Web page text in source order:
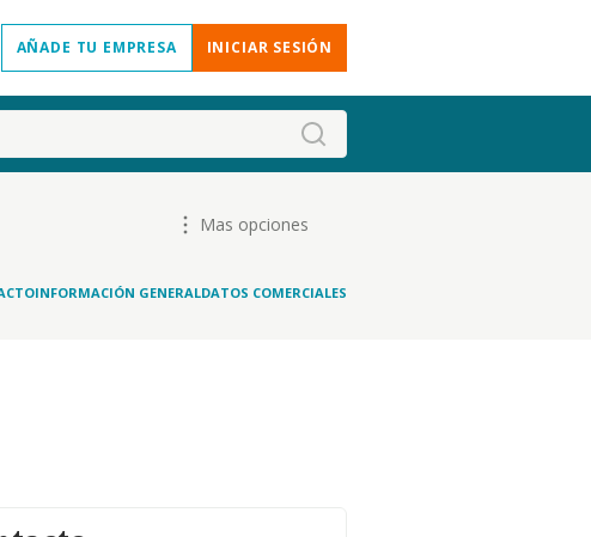
AÑADE TU EMPRESA INICIAR SESIÓN
Mas opciones
INFORMACIÓN GENERALDATOS COMERCIALES